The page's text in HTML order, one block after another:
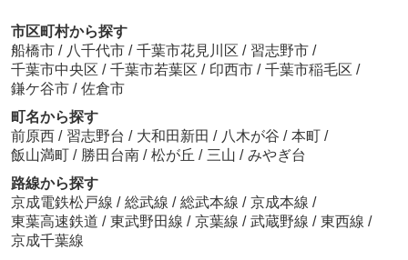
市区町村から探す
船橋市 / 八千代市 / 千葉市花見川区 / 習志野市 /
千葉市中央区 / 千葉市若葉区 / 印西市 / 千葉市稲毛区 /
鎌ケ谷市 / 佐倉市
町名から探す
前原西 / 習志野台 / 大和田新田 / 八木が谷 / 本町 /
飯山満町 / 勝田台南 / 松が丘 / 三山 / みやぎ台
路線から探す
京成電鉄松戸線 / 総武線 / 総武本線 / 京成本線 /
東葉高速鉄道 / 東武野田線 / 京葉線 / 武蔵野線 / 東西線 /
京成千葉線